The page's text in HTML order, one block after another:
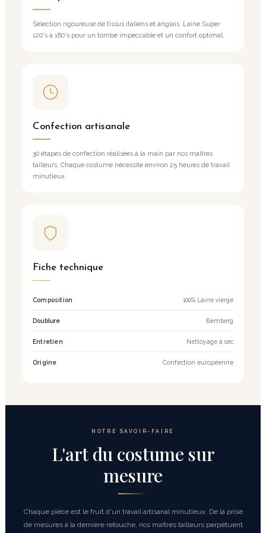
Sélection rigoureuse de tissus italiens et anglais. Laine Super
120's à 180's pour un tombé impeccable et un confort optimal.
Confection artisanale
30 étapes de confection réalisées à la main par nos maîtres
tailleurs. Chaque costume nécessite environ 25 heures de travail
minutieux.
Fiche technique
Composition 100% Laine vierge
Doublure Bemberg
Entretien Nettoyage à sec
Origine Confection européenne
NOTRE SAVOIR-FAIRE
L'art du costume sur
mesure
Chaque pièce est le fruit d'un travail artisanal minutieux. De la prise
de mesures à la dernière retouche, nos maîtres tailleurs perpétuent